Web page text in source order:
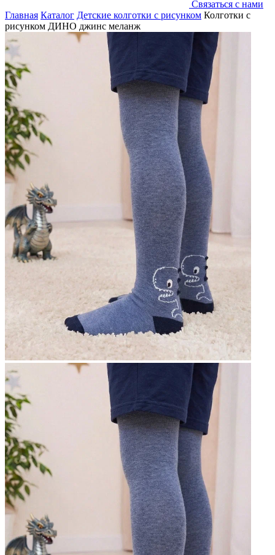
Связаться с нами
Главная Каталог Детские колготки с рисунком Колготки с
рисунком ДИНО джинс меланж